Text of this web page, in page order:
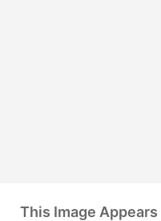
This Image